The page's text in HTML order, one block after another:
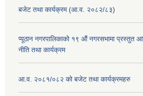
बजेट तथा कार्यक्रम (आ.व. २०८२/८३)
प्यूठान नगरपालिकाको १९ औं नगरसभामा प्रस्तुत
नीति तथा कार्यक्रम
आ.व. २०८१/०८२ को बजेट तथा कार्यक्रमहरु